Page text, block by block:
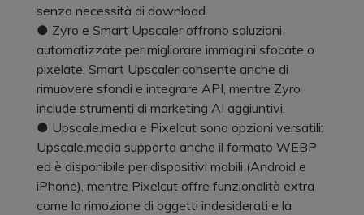
senza necessità di download.
● Zyro e Smart Upscaler offrono soluzioni
automatizzate per migliorare immagini sfocate o
pixelate; Smart Upscaler consente anche di
rimuovere sfondi e integrare API, mentre Zyro
include strumenti di marketing AI aggiuntivi.
● Upscale.media e Pixelcut sono opzioni versatili:
Upscale.media supporta anche il formato WEBP
ed è disponibile per dispositivi mobili (Android e
iPhone), mentre Pixelcut offre funzionalità extra
come la rimozione di oggetti indesiderati e la